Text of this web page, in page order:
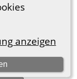
anzeigen
© 2001-2026.